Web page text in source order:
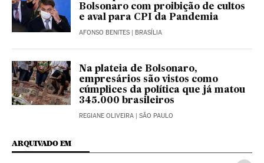
Bolsonaro com proibição de cultos
e aval para CPI da Pandemia
AFONSO BENITES | BRASÍLIA
Na plateia de Bolsonaro,
empresários são vistos como
cúmplices da política que já matou
345.000 brasileiros
REGIANE OLIVEIRA | SÃO PAULO
ARQUIVADO EM